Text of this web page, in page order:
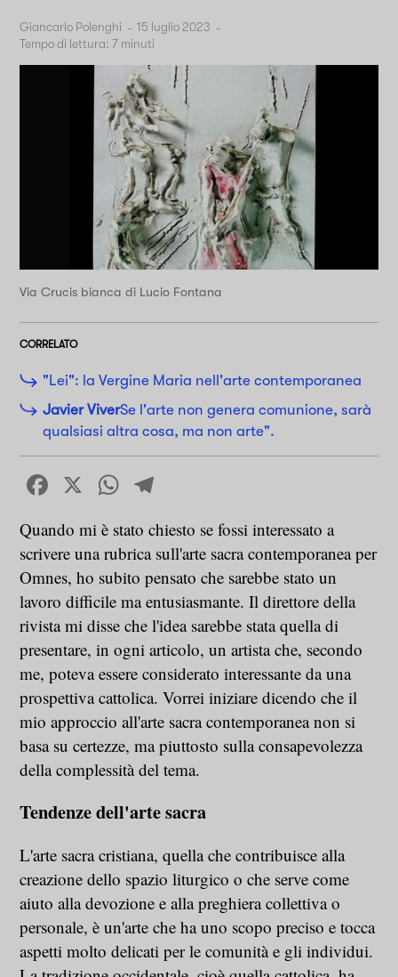
Giancarlo Polenghi - 15 luglio 2023 -
Tempo di lettura: 7 minuti
Via Crucis bianca di Lucio Fontana
CORRELATO
"Lei": la Vergine Maria nell'arte contemporanea
Javier ViverSe l'arte non genera comunione, sarà
qualsiasi altra cosa, ma non arte".
Facebook
X WhatsApp
Quando mi è stato chiesto se fossi interessato a
scrivere una rubrica sull'arte sacra contemporanea per
Omnes, ho subito pensato che sarebbe stato un
lavoro difficile ma entusiasmante. Il direttore della
rivista mi disse che l'idea sarebbe stata quella di
presentare, in ogni articolo, un artista che, secondo
me, poteva essere considerato interessante da una
prospettiva cattolica. Vorrei iniziare dicendo che il
mio approccio all'arte sacra contemporanea non si
basa su certezze, ma piuttosto sulla consapevolezza
della complessità del tema.
Tendenze dell'arte sacra
L'arte sacra cristiana, quella che contribuisce alla
creazione dello spazio liturgico o che serve come
aiuto alla devozione e alla preghiera collettiva o
personale, è un'arte che ha uno scopo preciso e tocca
aspetti molto delicati per le comunità e gli individui.